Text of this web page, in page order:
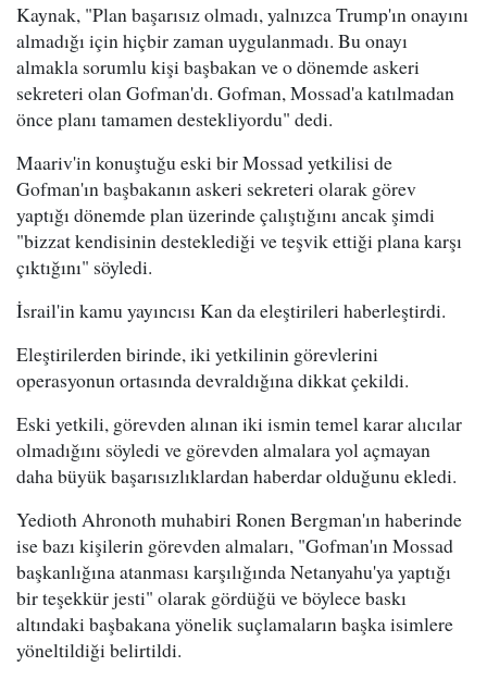
Kaynak, "Plan başarısız olmadı, yalnızca Trump'ın onayını
almadığı için hiçbir zaman uygulanmadı. Bu onayı
almakla sorumlu kişi başbakan ve o dönemde askeri
sekreteri olan Gofman'dı. Gofman, Mossad'a katılmadan
önce planı tamamen destekliyordu" dedi.
Maariv'in konuştuğu eski bir Mossad yetkilisi de
Gofman'ın başbakanın askeri sekreteri olarak görev
yaptığı dönemde plan üzerinde çalıştığını ancak şimdi
"bizzat kendisinin desteklediği ve teşvik ettiği plana karşı
çıktığını" söyledi.
İsrail'in kamu yayıncısı Kan da eleştirileri haberleştirdi.
Eleştirilerden birinde, iki yetkilinin görevlerini
operasyonun ortasında devraldığına dikkat çekildi.
Eski yetkili, görevden alınan iki ismin temel karar alıcılar
olmadığını söyledi ve görevden almalara yol açmayan
daha büyük başarısızlıklardan haberdar olduğunu ekledi.
Yedioth Ahronoth muhabiri Ronen Bergman'ın haberinde
ise bazı kişilerin görevden almaları, "Gofman'ın Mossad
başkanlığına atanması karşılığında Netanyahu'ya yaptığı
bir teşekkür jesti" olarak gördüğü ve böylece baskı
altındaki başbakana yönelik suçlamaların başka isimlere
yöneltildiği belirtildi.